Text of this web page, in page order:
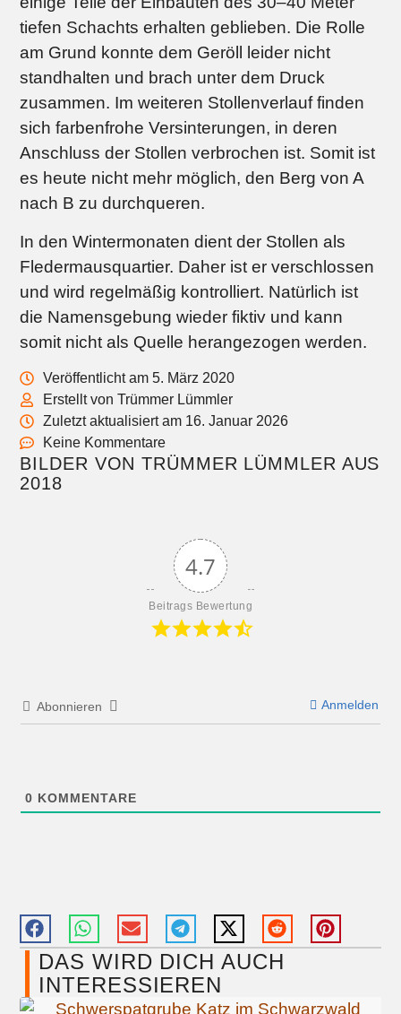
tiefen Schachts erhalten geblieben. Die Rolle
am Grund konnte dem Geröll leider nicht
standhalten und brach unter dem Druck
zusammen. Im weiteren Stollenverlauf finden
sich farbenfrohe Versinterungen, in deren
Anschluss der Stollen verbrochen ist. Somit ist
es heute nicht mehr möglich, den Berg von A
nach B zu durchqueren.
In den Wintermonaten dient der Stollen als
Fledermausquartier. Daher ist er verschlossen
und wird regelmäßig kontrolliert. Natürlich ist
die Namensgebung wieder fiktiv und kann
somit nicht als Quelle herangezogen werden.
Veröffentlicht am 5. März 2020
Erstellt von Trümmer Lümmler
Zuletzt aktualisiert am 16. Januar 2026
Keine Kommentare
BILDER VON TRÜMMER LÜMMLER AUS
2018
4.7
Beitrags Bewertung
Abonnieren Anmelden
0 KOMMENTARE
DAS WIRD DICH AUCH
INTERESSIEREN​